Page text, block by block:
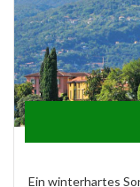
Ein winterhartes